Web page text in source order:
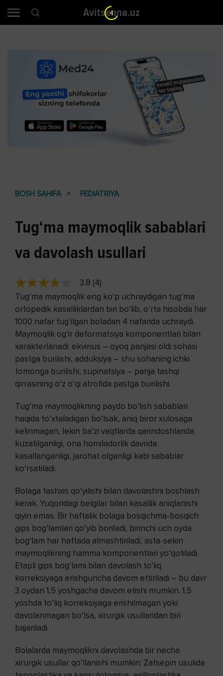
Avitsenna.uz
BOSH SAHIFA PEDIATRIYA
Tug‘ma maymoqlik sabablari
va davolash usullari
3.8 (4)
Tug‘ma maymoqlik eng ko‘p uchraydigan tug‘ma
ortopedik kasalliklardan biri bo‘lib, o‘rta hisobda har
1000 nafar tug‘ilgan boladan 4 nafarida uchraydi.
Maymoqlik og‘ir deformatsiya komponentlari bilan
xarakterlanadi: ekvinus – oyoq panjasi oldi sohasi
pastga burilishi, adduksiya – shu sohaning ichki
tomonga burilishi, supinatsiya – panja tashqi
qirrasining o‘z o‘qi atrofida pastga burilishi.
Tug‘ma maymoqlikning paydo bo‘lish sabablari
haqida to‘xtaladigan bo‘lsak, aniq biror xulosaga
kelinmagan, lekin ba’zi vaqtlarda qarindoshlarida
kuzatilganligi, ona homiladorlik davrida
kasallanganligi, jarohat olganligi kabi sabablar
ko‘rsatiladi.
Bolaga tashxis qo‘yilishi bilan davolashni boshlash
kerak. Yuqoridagi belgilar bilan kasallik aniqlanishi
qiyin emas. Bir haftalik bolaga bosqichma-bosqich
gips bog‘lamlari qo‘yib boriladi, birinchi uch oyda
bog‘lam har haftada almashtiriladi, asta-sekin
maymoqlikning hamma komponentlari yo‘qotiladi.
Etapli gips bog‘lami bilan davolash to‘liq
korreksiyaga erishguncha davom ettiriladi – bu davr
3 oydan 1,5 yoshgacha davom etishi mumkin. 1,5
yoshda to‘liq korreksiyaga erishilmagan yoki
davolanmagan bo‘lsa, xirurgik usullaridan biri
bajariladi.
Bolalarda maymoqlikni davolashda bir necha
xirurgik usullar qo‘llanishi mumkin: Zatsepin usulida
3